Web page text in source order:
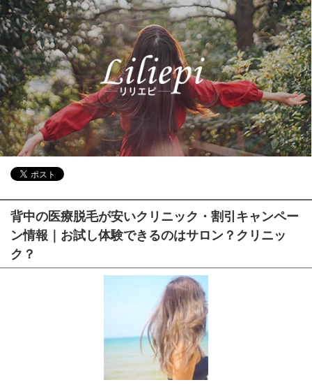
背中の医療脱毛が安いクリニック・割引キャンペー
ン情報｜お試し体験できるのはサロン？クリニッ
ク？